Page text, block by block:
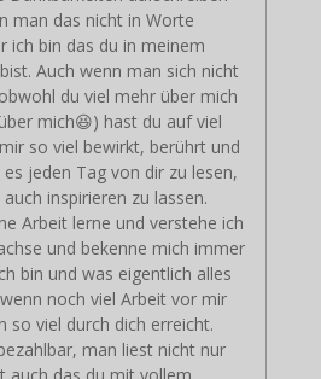
man das nicht in Worte
ich bin das du in meinem
Auch wenn man sich nicht
du viel mehr über mich
mich😆) hast du auf viel
so viel bewirkt, berührt und
jeden Tag von dir zu lesen,
inspirieren zu lassen.
Arbeit lerne und verstehe ich
und bekenne mich immer
bin und was eigentlich alles
noch viel Arbeit vor mir
so viel durch dich erreicht.
man liest nicht nur
auch das du mit vollem